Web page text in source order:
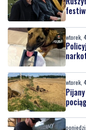
wtorek,
wtorek,